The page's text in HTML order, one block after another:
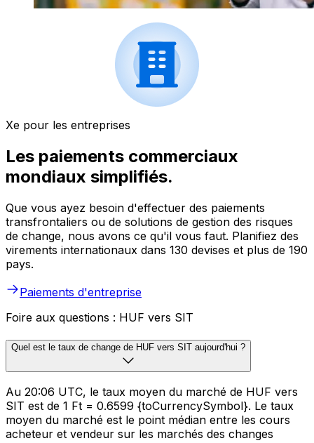
Xe pour les entreprises
Les paiements commerciaux
mondiaux simplifiés.
Que vous ayez besoin d'effectuer des paiements
transfrontaliers ou de solutions de gestion des risques
de change, nous avons ce qu'il vous faut. Planifiez des
virements internationaux dans 130 devises et plus de 190
pays.
Paiements d'entreprise
Foire aux questions : HUF vers SIT
Quel est le taux de change de HUF vers SIT aujourd'hui ?
Au 20:06 UTC, le taux moyen du marché de HUF vers
SIT est de 1 Ft = 0.6599 {toCurrencySymbol}. Le taux
moyen du marché est le point médian entre les cours
acheteur et vendeur sur les marchés des changes